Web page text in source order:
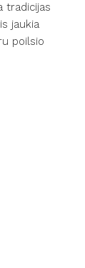
tradicijas
jaukia
poilsio